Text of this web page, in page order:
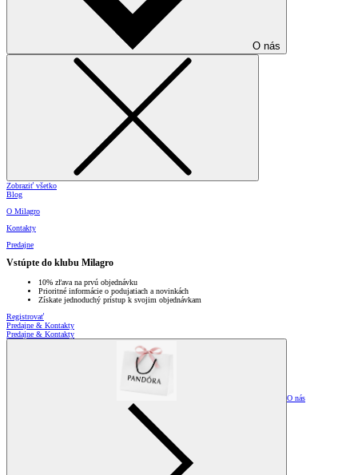
O nás
Zobraziť všetko
Blog
O Milagro
Kontakty
Predajne
Vstúpte do klubu Milagro
10% zľava na prvú objednávku
Prioritné informácie o podujatiach a novinkách
Získate jednoduchý prístup k svojim objednávkam
Registrovať
Predajne & Kontakty
Predajne & Kontakty
O nás